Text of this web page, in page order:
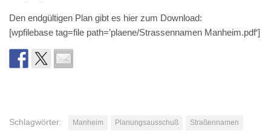
Den endgültigen Plan gibt es hier zum Download:
[wpfilebase tag=file path=’plaene/Strassennamen Manheim.pdf‘]
Schlagwörter: Manheim Planungsausschuß Straßennamen